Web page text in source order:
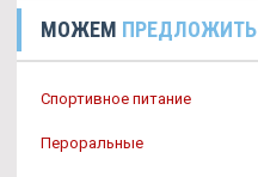
МОЖЕМ ПРЕДЛОЖИТЬ
Спортивное питание
Пероральные